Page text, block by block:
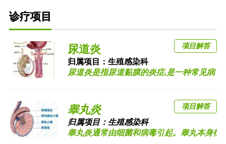
诊疗项目
尿道炎
归属项目：生殖感染科
尿道炎是指尿道黏膜的炎症,是一种常见病
项目解答
睾丸炎
归属项目： 生殖感染科
睾丸炎通常由细菌和病毒引起。睾丸本身很
项目解答